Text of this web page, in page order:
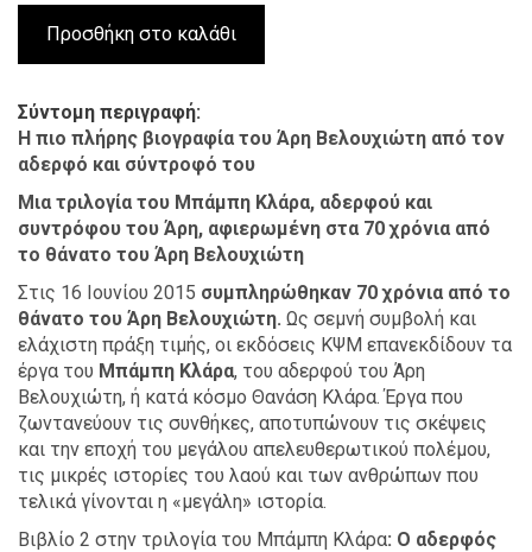
Σύντομη περιγραφή
Η πιο πλήρης βιογραφία του Άρη Βελουχιώτη από τον
αδερφό και σύντροφό του
Μια τριλογία του Μπάμπη Κλάρα, αδερφού και
συντρόφου του Άρη, αφιερωμένη στα 70 χρόνια από
το θάνατο του Άρη Βελουχιώτη
Στις 16 Ιουνίου 2015 συμπληρώθηκαν 70 χρόνια από το
θάνατο του Άρη Βελουχιώτη. Ως σεμνή συμβολή και
ελάχιστη πράξη τιμής, οι εκδόσεις ΚΨΜ επανεκδίδουν τα
έργα του Μπάμπη Κλάρα, του αδερφού του Άρη
Βελουχιώτη, ή κατά κόσμο Θανάση Κλάρα. Έργα που
ζωντανεύουν τις συνθήκες, αποτυπώνουν τις σκέψεις
και την εποχή του μεγάλου απελευθερωτικού πολέμου,
τις μικρές ιστορίες του λαού και των ανθρώπων που
τελικά γίνονται η «μεγάλη» ιστορία.
Βιβλίο 2 στην τριλογία του Μπάμπη Κλάρα: Ο αδερφός